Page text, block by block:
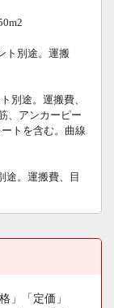
ト別途。運搬
別途。運搬費、
、アンカーピー
トを含む。曲線
途。運搬費、目
」「定価」